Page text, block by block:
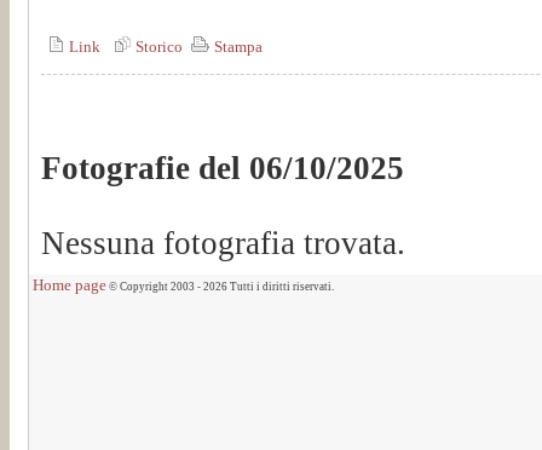
Link Storico Stampa
Fotografie del 06/10/2025
Nessuna fotografia trovata.
Home page © Copyright 2003 - 2026 Tutti i diritti riservati.